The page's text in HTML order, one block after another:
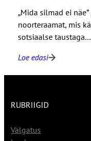
õ
b
e
k
m
„Mida silmad ei
noorteraamat, mis
sotsiaalse taustaga…
Loe edasi
:
M
i
RUBRIIGID
Välgatus